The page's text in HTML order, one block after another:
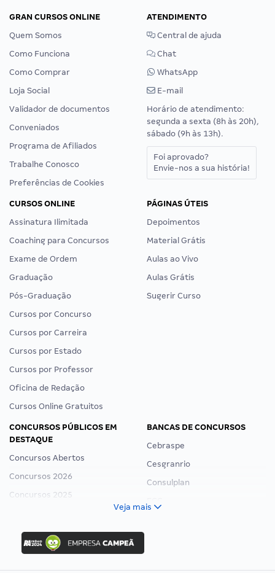
GRAN CURSOS ONLINE
Quem Somos
Como Funciona
Como Comprar
Loja Social
Validador de documentos
Conveniados
Programa de Afiliados
Trabalhe Conosco
Preferências de Cookies
ATENDIMENTO
Central de ajuda
Chat
WhatsApp
E-mail
Horário de atendimento:
segunda a sexta (8h às 20h),
sábado (9h às 13h).
Foi aprovado?
Envie-nos a sua história!
CURSOS ONLINE
Assinatura Ilimitada
Coaching para Concursos
Exame de Ordem
Graduação
Pós-Graduação
Cursos por Concurso
Cursos por Carreira
Cursos por Estado
Cursos por Professor
Oficina de Redação
Cursos Online Gratuitos
PÁGINAS ÚTEIS
Depoimentos
Material Grátis
Aulas ao Vivo
Aulas Grátis
Sugerir Curso
CONCURSOS PÚBLICOS EM
DESTAQUE
Concursos Abertos
Concursos 2026
Concursos 2025
Concurso Ibama
Concurso MPU
Editais publicados
BANCAS DE CONCURSOS
Cebraspe
Cesgranrio
Consulplan
Veja mais